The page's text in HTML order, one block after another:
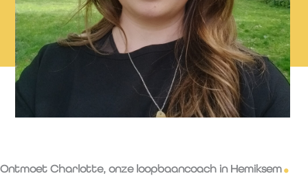
Ontmoet Charlotte, onze loopbaancoach in Hemiksem